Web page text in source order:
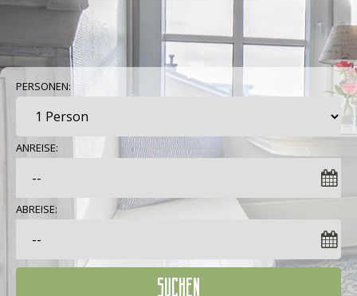
PERSONEN:
ANREISE:
ABREISE:
SUCHEN